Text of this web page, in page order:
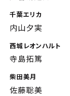
千葉エリカ
内山夕実
西城レオンハルト
寺島拓篤
柴田美月
佐藤聡美